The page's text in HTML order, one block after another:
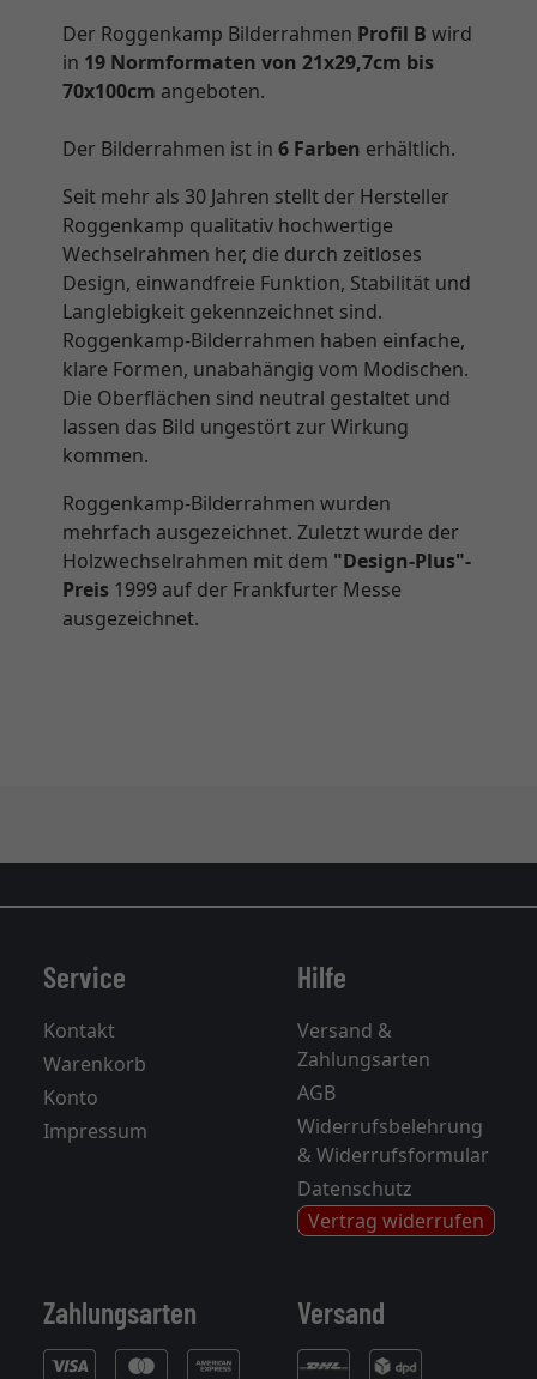
Der Roggenkamp Bilderrahmen Profil B wird
in 19 Normformaten von 21x29,7cm bis
70x100cm angeboten.
Der Bilderrahmen ist in 6 Farben erhältlich.
Seit mehr als 30 Jahren stellt der Hersteller
Roggenkamp qualitativ hochwertige
Wechselrahmen her, die durch zeitloses
Design, einwandfreie Funktion, Stabilität und
Langlebigkeit gekennzeichnet sind.
Roggenkamp-Bilderrahmen haben einfache,
klare Formen, unabahängig vom Modischen.
Die Oberflächen sind neutral gestaltet und
lassen das Bild ungestört zur Wirkung
kommen.
Roggenkamp-Bilderrahmen wurden
mehrfach ausgezeichnet. Zuletzt wurde der
Holzwechselrahmen mit dem "Design-Plus"-
Preis 1999 auf der Frankfurter Messe
ausgezeichnet.
Service
Kontakt
Warenkorb
Konto
Impressum
Hilfe
Versand &
Zahlungsarten
AGB
Widerrufsbelehrung
& Widerrufsformular
Datenschutz
Vertrag widerrufen
Zahlungsarten Versand